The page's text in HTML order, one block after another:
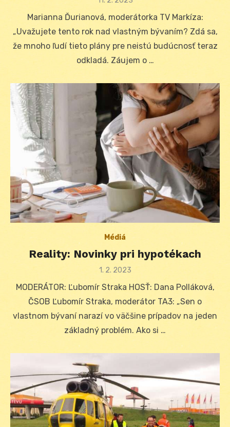
Marianna Ďurianová, moderátorka TV Markíza:
„Uvažujete tento rok nad vlastným bývaním? Zdá sa,
že mnoho ľudí tieto plány pre neistú budúcnosť teraz
odkladá. Záujem o …
Médiá
Reality: Novinky pri hypotékach
Posted
1. 2. 2023
MODERÁTOR: Ľubomír Straka HOSŤ: Dana Polláková,
ČSOB Ľubomír Straka, moderátor TA3: „Sen o
vlastnom bývaní narazí vo väčšine prípadov na jeden
základný problém. Ako si …